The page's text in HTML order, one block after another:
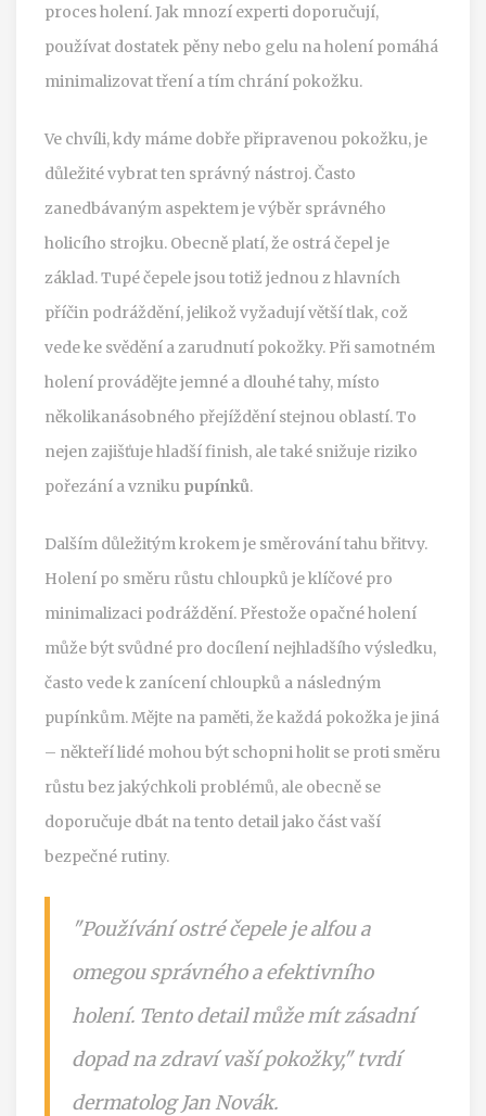
proces holení. Jak mnozí experti doporučují,
používat dostatek pěny nebo gelu na holení pomáhá
minimalizovat tření a tím chrání pokožku.
Ve chvíli, kdy máme dobře připravenou pokožku, je
důležité vybrat ten správný nástroj. Často
zanedbávaným aspektem je výběr správného
holicího strojku. Obecně platí, že ostrá čepel je
základ. Tupé čepele jsou totiž jednou z hlavních
příčin podráždění, jelikož vyžadují větší tlak, což
vede ke svědění a zarudnutí pokožky. Při samotném
holení provádějte jemné a dlouhé tahy, místo
několikanásobného přejíždění stejnou oblastí. To
nejen zajišťuje hladší finish, ale také snižuje riziko
pořezání a vzniku pupínků.
Dalším důležitým krokem je směrování tahu břitvy.
Holení po směru růstu chloupků je klíčové pro
minimalizaci podráždění. Přestože opačné holení
může být svůdné pro docílení nejhladšího výsledku,
často vede k zanícení chloupků a následným
pupínkům. Mějte na paměti, že každá pokožka je jiná
– někteří lidé mohou být schopni holit se proti směru
růstu bez jakýchkoli problémů, ale obecně se
doporučuje dbát na tento detail jako část vaší
bezpečné rutiny.
"Používání ostré čepele je alfou a
omegou správného a efektivního
holení. Tento detail může mít zásadní
dopad na zdraví vaší pokožky," tvrdí
dermatolog Jan Novák.